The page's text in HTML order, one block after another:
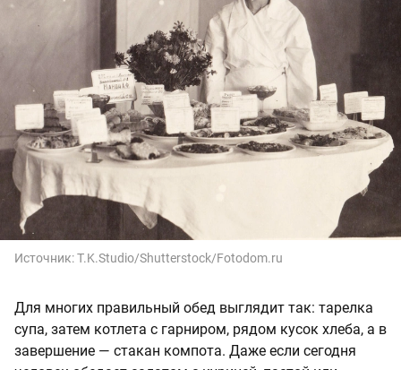
Источник:T.K.Studio/Shutterstock/Fotodom.ru
Для многих правильный обед выглядит так: тарелка
супа, затем котлета с гарниром, рядом кусок хлеба, а в
завершение — стакан компота. Даже если сегодня